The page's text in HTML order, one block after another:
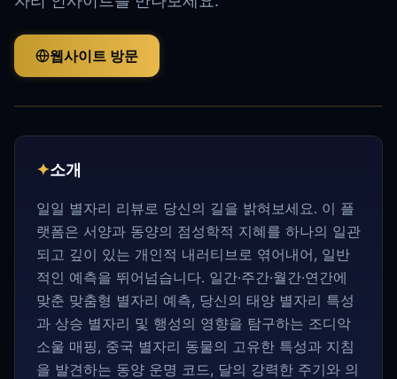
웹사이트 방문
✦소개
일일 별자리 리뷰로 당신의 길을 밝혀보세요. 이 플
랫폼은 서양과 동양의 점성학적 지혜를 하나의 일관
되고 깊이 있는 개인적 내러티브로 엮어내어, 일반
적인 예측을 뛰어넘습니다. 일간·주간·월간·연간에
맞춘 맞춤형 별자리 예측, 당신의 태양 별자리 특성
과 상승 별자리 및 행성의 영향을 탐구하는 조디악
소울 매핑, 중국 별자리 동물의 고유한 특성과 지침
을 발견하는 동양 운명 코드, 달의 강력한 주기와 의